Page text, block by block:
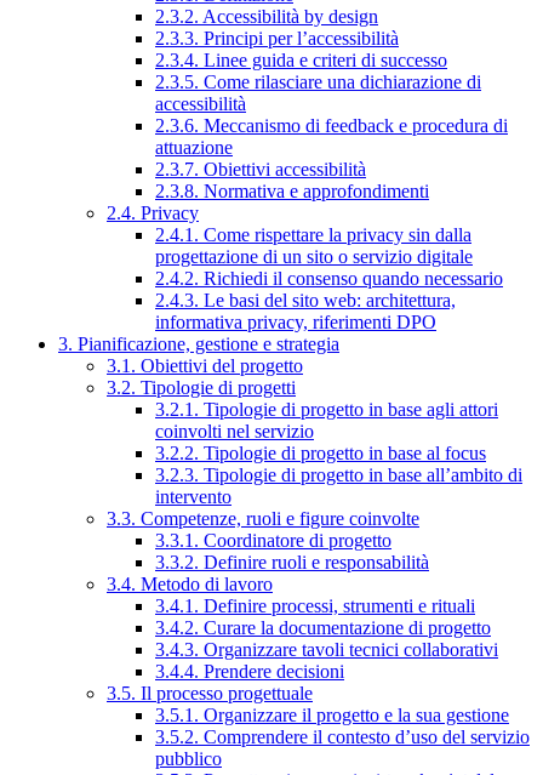
2.3.2. Accessibilità by design
2.3.3. Principi per l’accessibilità
2.3.4. Linee guida e criteri di successo
2.3.5. Come rilasciare una dichiarazione di
accessibilità
2.3.6. Meccanismo di feedback e procedura di
attuazione
2.3.7. Obiettivi accessibilità
2.3.8. Normativa e approfondimenti
2.4. Privacy
2.4.1. Come rispettare la privacy sin dalla
progettazione di un sito o servizio digitale
2.4.2. Richiedi il consenso quando necessario
2.4.3. Le basi del sito web: architettura,
informativa privacy, riferimenti DPO
3. Pianificazione, gestione e strategia
3.1. Obiettivi del progetto
3.2. Tipologie di progetti
3.2.1. Tipologie di progetto in base agli attori
coinvolti nel servizio
3.2.2. Tipologie di progetto in base al focus
3.2.3. Tipologie di progetto in base all’ambito di
intervento
3.3. Competenze, ruoli e figure coinvolte
3.3.1. Coordinatore di progetto
3.3.2. Definire ruoli e responsabilità
3.4. Metodo di lavoro
3.4.1. Definire processi, strumenti e rituali
3.4.2. Curare la documentazione di progetto
3.4.3. Organizzare tavoli tecnici collaborativi
3.4.4. Prendere decisioni
3.5. Il processo progettuale
3.5.1. Organizzare il progetto e la sua gestione
3.5.2. Comprendere il contesto d’uso del servizio
pubblico